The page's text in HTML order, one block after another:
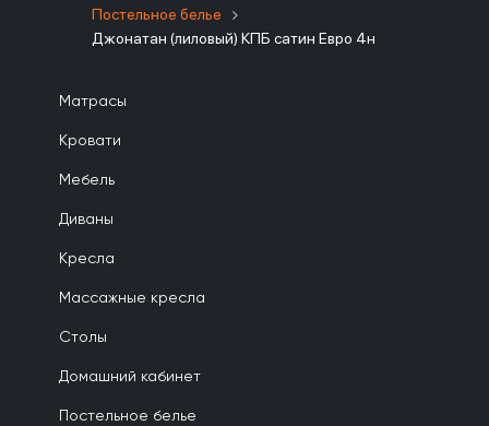
Постельное белье
Джонатан (лиловый) КПБ сатин Евро 4н
Матрасы
Кровати
Мебель
Диваны
Кресла
Массажные кресла
Столы
Домашний кабинет
Постельное белье